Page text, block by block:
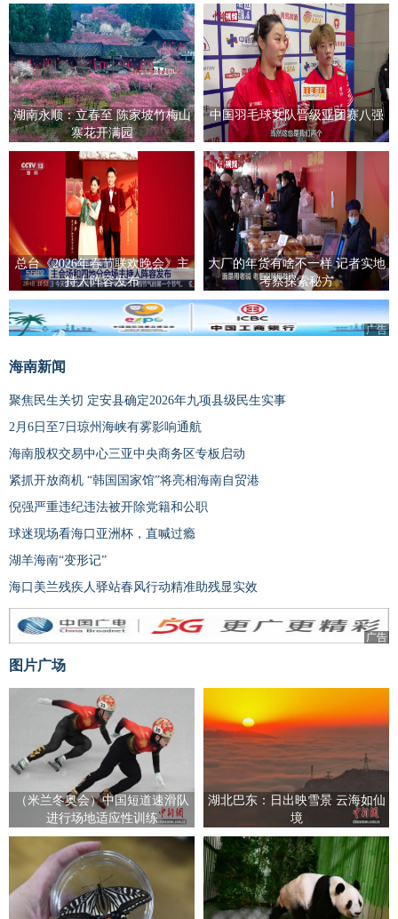
湖南永顺：立春至 陈家坡竹梅山
寨花开满园
中国羽毛球女队晋级亚团赛八强
总台《2026年春节联欢晚会》主
持人阵容发布
大厂的年货有啥不一样 记者实地
考察探索秘方
广告
海南新闻
聚焦民生关切 定安县确定2026年九项县级民生实事
2月6日至7日琼州海峡有雾影响通航
海南股权交易中心三亚中央商务区专板启动
紧抓开放商机 “韩国国家馆”将亮相海南自贸港
倪强严重违纪违法被开除党籍和公职
球迷现场看海口亚洲杯，直喊过瘾
湖羊海南“变形记”
海口美兰残疾人驿站春风行动精准助残显实效
广告
图片广场
（米兰冬奥会）中国短道速滑队
进行场地适应性训练
湖北巴东：日出映雪景 云海如仙
境